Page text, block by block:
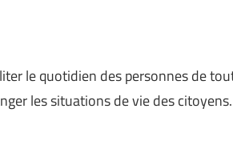
le quotidien des personnes de
les situations de vie des citoyens.